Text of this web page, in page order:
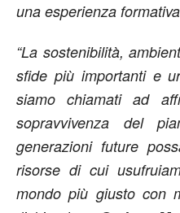
una esperienza
“La sostenibilità,
sfide più importanti e
siamo chiamati ad
sopravvivenza del
generazioni future
risorse di cui
mondo più giusto con